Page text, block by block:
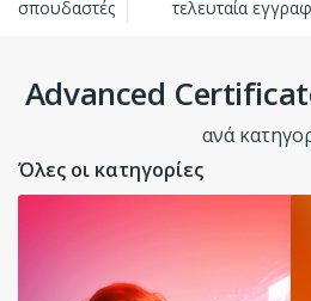
σπουδαστές
τελευταία
Advanced
ανά
Όλες οι κατηγορίες